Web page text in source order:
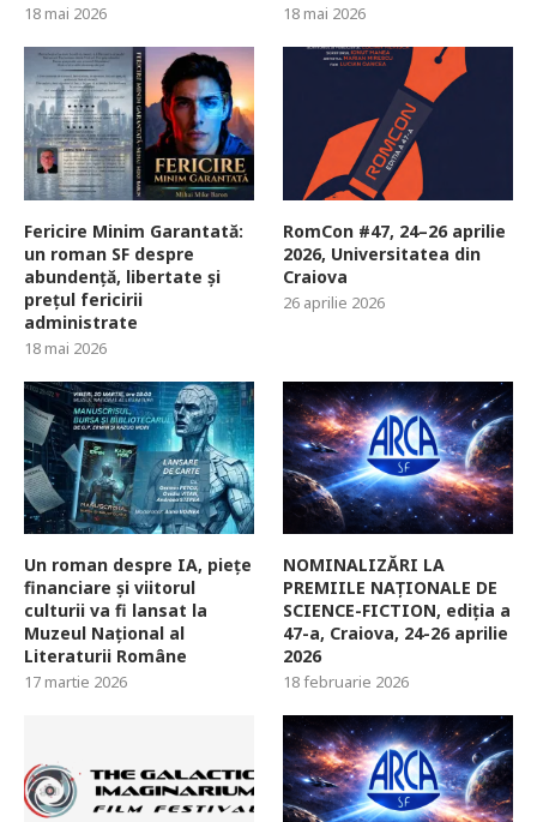
18 mai 2026 18 mai 2026
Fericire Minim Garantată:
un roman SF despre
abundență, libertate și
prețul fericirii
administrate
18 mai 2026
RomCon #47, 24–26 aprilie
2026, Universitatea din
Craiova
26 aprilie 2026
Un roman despre IA, piețe
financiare și viitorul
culturii va fi lansat la
Muzeul Național al
Literaturii Române
17 martie 2026
NOMINALIZĂRI LA
PREMIILE NAȚIONALE DE
SCIENCE-FICTION, ediția a
47-a, Craiova, 24-26 aprilie
2026
18 februarie 2026